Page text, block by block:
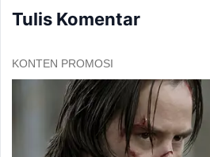
Tulis Komentar